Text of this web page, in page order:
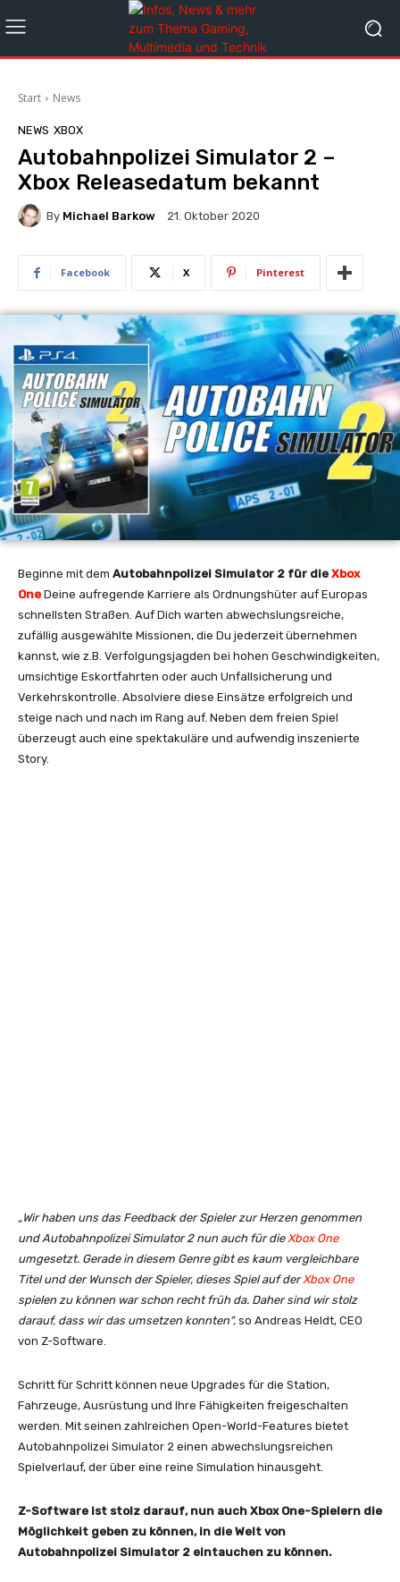
Start News
NEWS XBOX
Autobahnpolizei Simulator 2 –
Xbox Releasedatum bekannt
By Michael Barkow 21. Oktober 2020
Facebook X Pinterest
Beginne mit dem Autobahnpolizei Simulator 2 für die Xbox
One Deine aufregende Karriere als Ordnungshüter auf Europas
schnellsten Straßen. Auf Dich warten abwechslungsreiche,
zufällig ausgewählte Missionen, die Du jederzeit übernehmen
kannst, wie z.B. Verfolgungsjagden bei hohen Geschwindigkeiten,
umsichtige Eskortfahrten oder auch Unfallsicherung und
Verkehrskontrolle. Absolviere diese Einsätze erfolgreich und
steige nach und nach im Rang auf. Neben dem freien Spiel
überzeugt auch eine spektakuläre und aufwendig inszenierte
Story.
„Wir haben uns das Feedback der Spieler zur Herzen genommen
und Autobahnpolizei Simulator 2 nun auch für dieXbox One
umgesetzt. Gerade in diesem Genre gibt es kaum vergleichbare
Titel und der Wunsch der Spieler, dieses Spiel auf derXbox One
spielen zu können war schon recht früh da. Daher sind wir stolz
darauf, dass wir das umsetzen konnten“, so Andreas Heldt, CEO
von Z-Software.
Schritt für Schritt können neue Upgrades für die Station,
Fahrzeuge, Ausrüstung und Ihre Fähigkeiten freigeschalten
werden. Mit seinen zahlreichen Open-World-Features bietet
Autobahnpolizei Simulator 2 einen abwechslungsreichen
Spielverlauf, der über eine reine Simulation hinausgeht.
Z-Software ist stolz darauf, nun auch Xbox One-Spielern die
Möglichkeit geben zu können, in die Welt von
Autobahnpolizei Simulator 2 eintauchen zu können.